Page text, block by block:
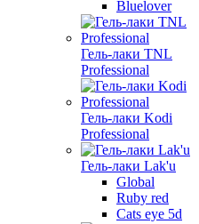
Bluelover
Гель-лаки TNL
Professional
Гель-лаки Kodi
Professional
Гель-лаки Lak'u
Global
Ruby red
Cats eye 5d